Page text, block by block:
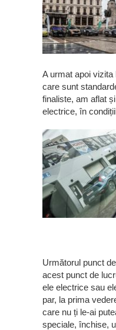
A urmat apoi
care sunt
finaliste, am aflat
electrice, în
Următorul punct
acest punct de
ele electrice sau
par, la prima
care nu ți le-ai
speciale, închise,